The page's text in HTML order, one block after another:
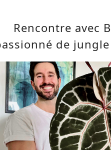
Rencontre avec
de